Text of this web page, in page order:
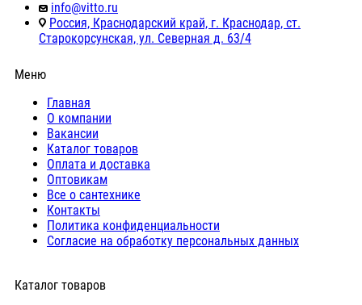
info@vitto.ru
Россия, Краснодарский край, г. Краснодар, ст.
Старокорсунская, ул. Северная д. 63/4
Меню
Главная
О компании
Вакансии
Каталог товаров
Оплата и доставка
Оптовикам
Все о сантехнике
Контакты
Политика конфиденциальности
Согласие на обработку персональных данных
Каталог товаров